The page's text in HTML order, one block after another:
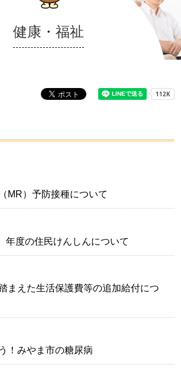
健康・福祉
MR）予防接種について
年度の住民けんしんについて
まえた生活保護費等の追加給付につ
！みやま市の糖尿病